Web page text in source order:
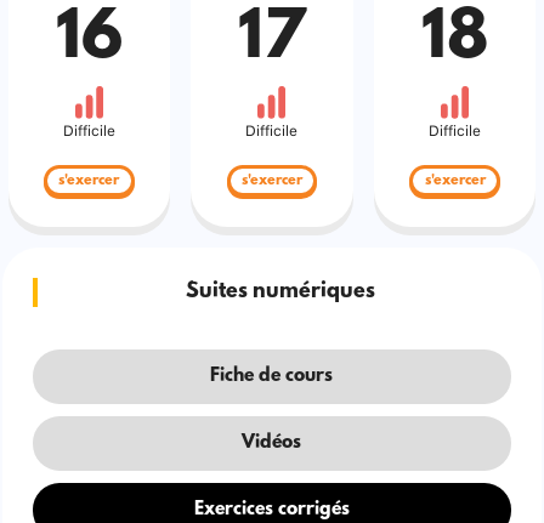
16
Difficile
s'exercer
17
Difficile
s'exercer
18
Difficile
s'exercer
Suites numériques
Fiche de cours
Vidéos
Exercices corrigés